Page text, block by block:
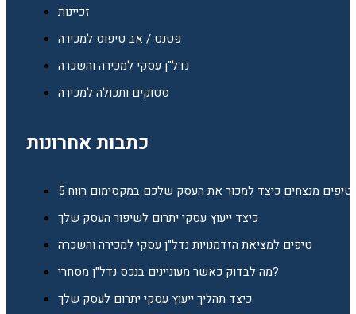
זכיינות
פטנט / אב טיפוס למכירה
נדל"ן עסקי למכירה והשכרה
סטוקים ותכולה למכירה
כתבות אחרונות
5 טיפים מנצחים כיצד למכור את העסק שלכם במקסימום רווח
כיצד ייעוץ עסקי יתרום לשיפור העסק שלך
טיפים למציאת הזדמנויות נדל"ן עסקי למכירה והשכרה
מה לבדוק כאשר מעוניינים בנכס נדל"ן מסחרי?
כיצד תהליך ייעוץ עסקי יתרום לעסק שלך